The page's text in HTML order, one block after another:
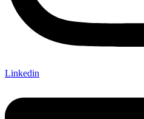
Linkedin